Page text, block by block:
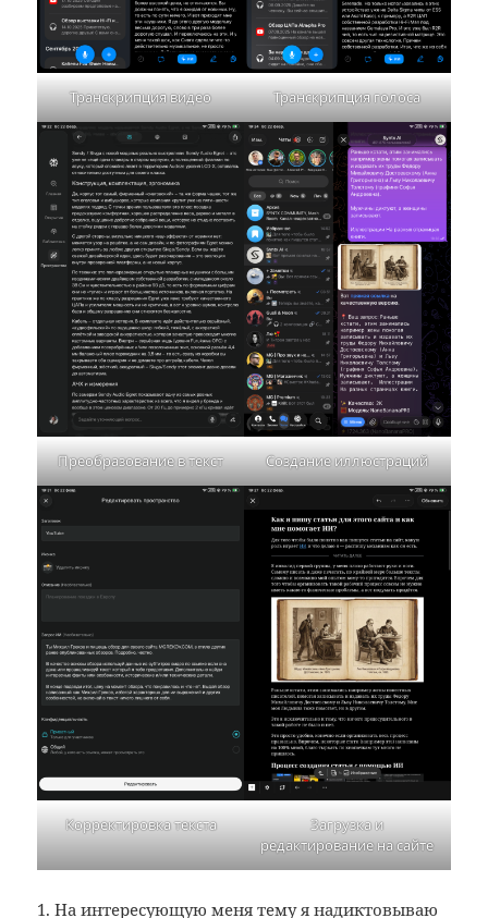
Транскрипция видео Транскрипция голоса
Преобразование в текст Создание иллюстраций
Корректировка текста
Загрузка и
редактирование на сайте
1. На интересующую меня тему я надиктовываю